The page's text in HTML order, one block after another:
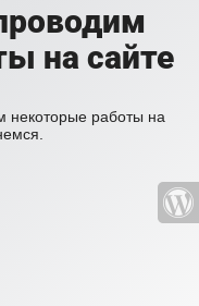
на сайте
некоторые работы на